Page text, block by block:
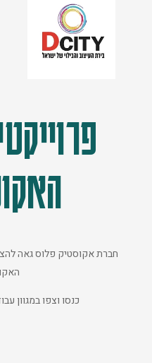
חברת אקוסטיק פלוס גאה
כנסו וצפו במגוון